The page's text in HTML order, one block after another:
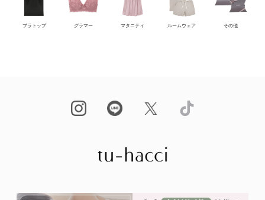
ブラトップ グラマー マタニティ ルームウェア その他